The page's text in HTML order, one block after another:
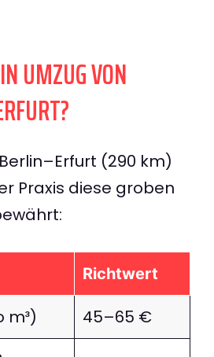
UMZUG VON
(290 km)
Praxis diese groben
Richtwert
m³)
45–65 €